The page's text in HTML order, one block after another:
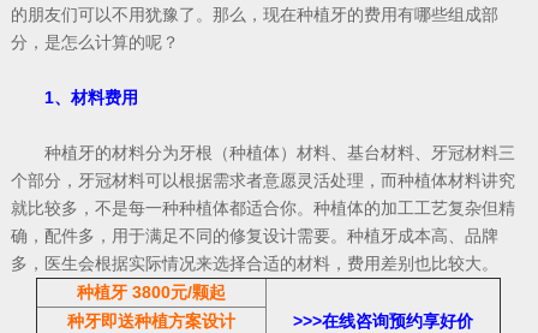
的朋友们可以不用犹豫了。那么，现在种植牙的费用有哪些组成部
分，是怎么计算的呢？
1、材料费用
种植牙的材料分为牙根（种植体）材料、基台材料、牙冠材料三
个部分，牙冠材料可以根据需求者意愿灵活处理，而种植体材料讲究
就比较多，不是每一种种植体都适合你。种植体的加工工艺复杂但精
确，配件多，用于满足不同的修复设计需要。种植牙成本高、品牌
多，医生会根据实际情况来选择合适的材料，费用差别也比较大。
种植牙 3800元/颗起
>>>在线咨询预约享好价
种牙即送种植方案设计